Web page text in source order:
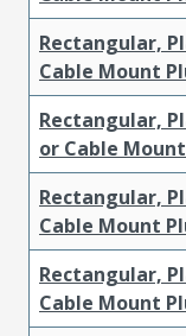
Rectangular,
Cable Mount
Rectangular,
or Cable
Rectangular,
Cable Mount
Rectangular,
Cable Mount